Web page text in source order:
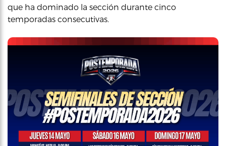
que ha dominado la sección durante cinco
temporadas consecutivas.